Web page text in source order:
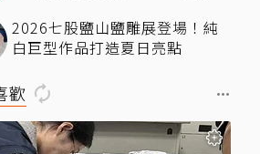
2026七股鹽山鹽雕展登場！純
白巨型作品打造夏日亮點
歡